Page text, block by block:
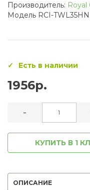
Производитель: Royal
Модель RCI-TWL35HN
Есть в наличии
1956р.
-
КУПИТЬ В 1
ОПИСАНИЕ